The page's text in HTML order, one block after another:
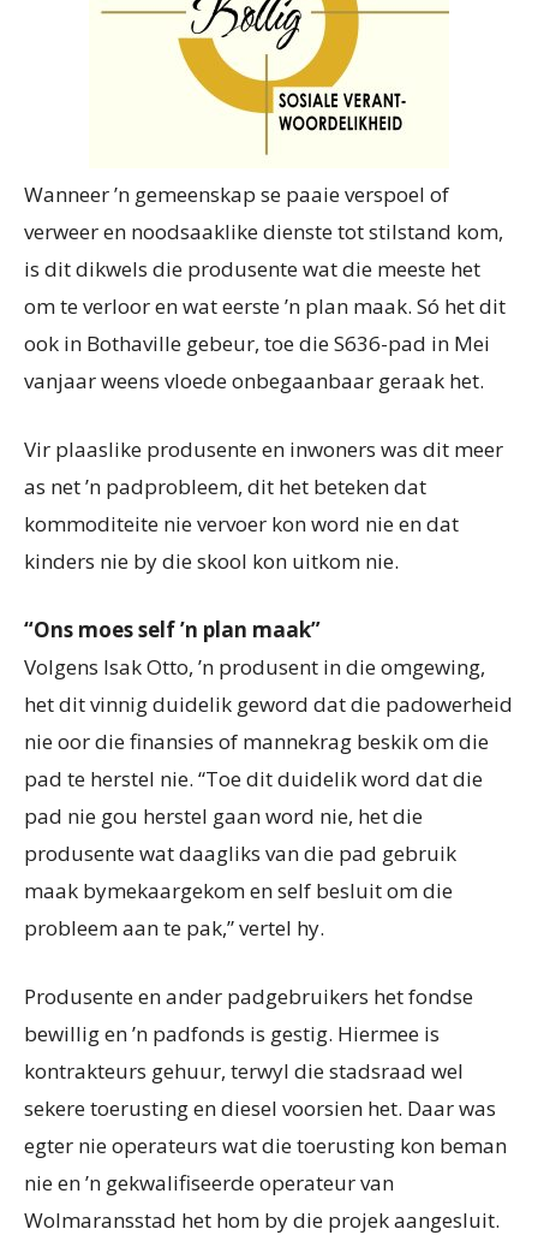
Wanneer ’n gemeenskap se paaie verspoel of
verweer en noodsaaklike dienste tot stilstand kom,
is dit dikwels die produsente wat die meeste het
om te verloor en wat eerste ’n plan maak. Só het dit
ook in Bothaville gebeur, toe die S636-pad in Mei
vanjaar weens vloede onbegaanbaar ge­raak het.
Vir plaaslike produsente en inwoners was dit meer
as net ’n padprobleem, dit het beteken dat
kommoditeite nie vervoer kon word nie en dat
kinders nie by die skool kon uitkom nie.
“Ons moes self ’n plan maak”
Volgens Isak Otto, ’n produsent in die omgewing,
het dit vinnig duidelik geword dat die padowerheid
nie oor die finansies of mannekrag beskik om die
pad te herstel nie. “Toe dit duidelik word dat die
pad nie gou herstel gaan word nie, het die
produsente wat daagliks van die pad gebruik
maak bymekaargekom en self besluit om die
probleem aan te pak,” vertel hy.
Produsente en ander padgebruikers het fondse
bewillig en ’n padfonds is gestig. Hiermee is
kontrakteurs gehuur, terwyl die stadsraad wel
sekere toerusting en diesel voorsien het. Daar was
egter nie operateurs wat die toerusting kon beman
nie en ’n ge­kwalifiseerde operateur van
Wolmaransstad het hom by die projek aangesluit.